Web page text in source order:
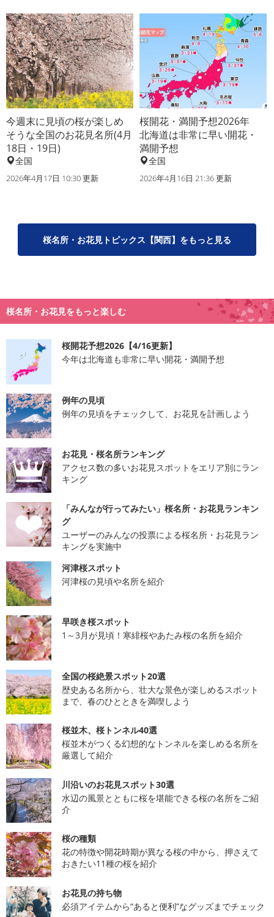
今週末に見頃の桜が楽しめ
そうな全国のお花見名所(4月
18日・19日)
全国
2026年4月17日 10:30 更新
桜開花・満開予想2026年
北海道は非常に早い開花・
満開予想
全国
2026年4月16日 21:36 更新
桜名所・お花見トピックス【関西】をもっと見る
桜名所・お花見をもっと楽しむ
桜開花予想2026【4/16更新】
今年は北海道も非常に早い開花・満開予想
例年の見頃
例年の見頃をチェックして、お花見を計画しよう
お花見・桜名所ランキング
アクセス数の多いお花見スポットをエリア別にラン
キング
「みんなが行ってみたい」桜名所・お花見ランキン
グ
ユーザーのみんなの投票による桜名所・お花見ラン
キングを実施中
河津桜スポット
河津桜の見頃や名所を紹介
早咲き桜スポット
1～3月が見頃！寒緋桜やあたみ桜の名所を紹介
全国の桜絶景スポット20選
歴史ある名所から、壮大な景色が楽しめるスポット
まで、春のひとときを満喫しよう
桜並木、桜トンネル40選
桜並木がつくる幻想的なトンネルを楽しめる名所を
厳選して紹介
川沿いのお花見スポット30選
水辺の風景とともに桜を堪能できる桜の名所をご紹
介
桜の種類
花の特徴や開花時期が異なる桜の中から、押さえて
おきたい11種の桜を紹介
お花見の持ち物
必須アイテムから“あると便利”なグッズまでチェック